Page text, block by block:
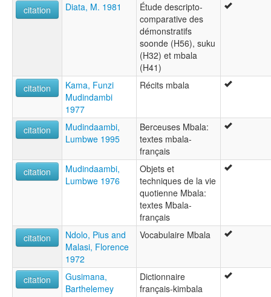
citation Diata, M. 1981
Étude descripto-
comparative des
démonstratifs
soonde (H56), suku
(H32) et mbala
(H41)
citation
Kama, Funzi
Mudindambi
1977
Récits mbala
citation
Mudindaambi,
Lumbwe 1995
Berceuses Mbala:
textes mbala-
français
citation
Mudindaambi,
Lumbwe 1976
Objets et
techniques de la vie
quotienne Mbala:
textes Mbala-
français
citation
Ndolo, Pius and
Malasi, Florence
1972
Vocabulaire Mbala
citation
Gusimana,
Barthelemey
Dictionnaire
français-kimbala